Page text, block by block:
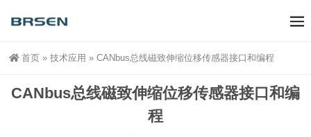
首页 » 技术应用 » CANbus总线磁致伸缩位移传感器接口和编程
CANbus总线磁致伸缩位移传感器接口和编
程